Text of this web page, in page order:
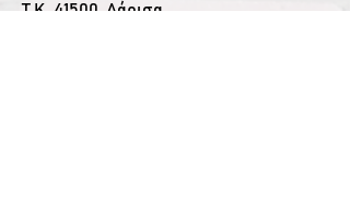
Τ.Κ. 41500, Λάρισα